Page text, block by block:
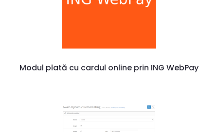
Modul plată cu cardul online prin ING WebPay